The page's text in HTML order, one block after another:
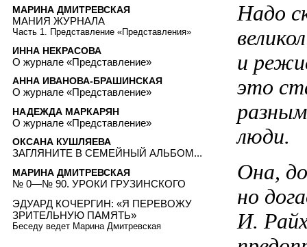
Надо
и
это
люди.
Она,
но
И.
МАРИНА ДМИТРЕВСКАЯ
МАНИЯ ЖУРНАЛА
Часть 1. Представление «Представления»
ИННА НЕКРАСОВА
О журнале «Представление»
АННА ИВАНОВА-БРАШИНСКАЯ
О журнале «Представление»
НАДЕЖДА МАРКАРЯН
О журнале «Представление»
ОКСАНА КУШЛЯЕВА
ЗАГЛЯНИТЕ В СЕМЕЙНЫЙ АЛЬБОМ...
МАРИНА ДМИТРЕВСКАЯ
№ 0—№ 90. УРОКИ ГРУЗИНСКОГО
ЭДУАРД КОЧЕРГИН: «Я ПЕРЕВОЖУ
ЗРИТЕЛЬНУЮ ПАМЯТЬ»
Беседу ведет Марина Дмитревская